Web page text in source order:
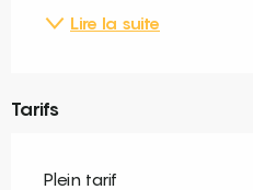
Lire la suite
Tarifs
Plein tarif